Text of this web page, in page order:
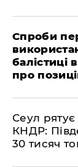
​Спроби
балістиці
про
​Сеул
КНДР:
30 тисяч